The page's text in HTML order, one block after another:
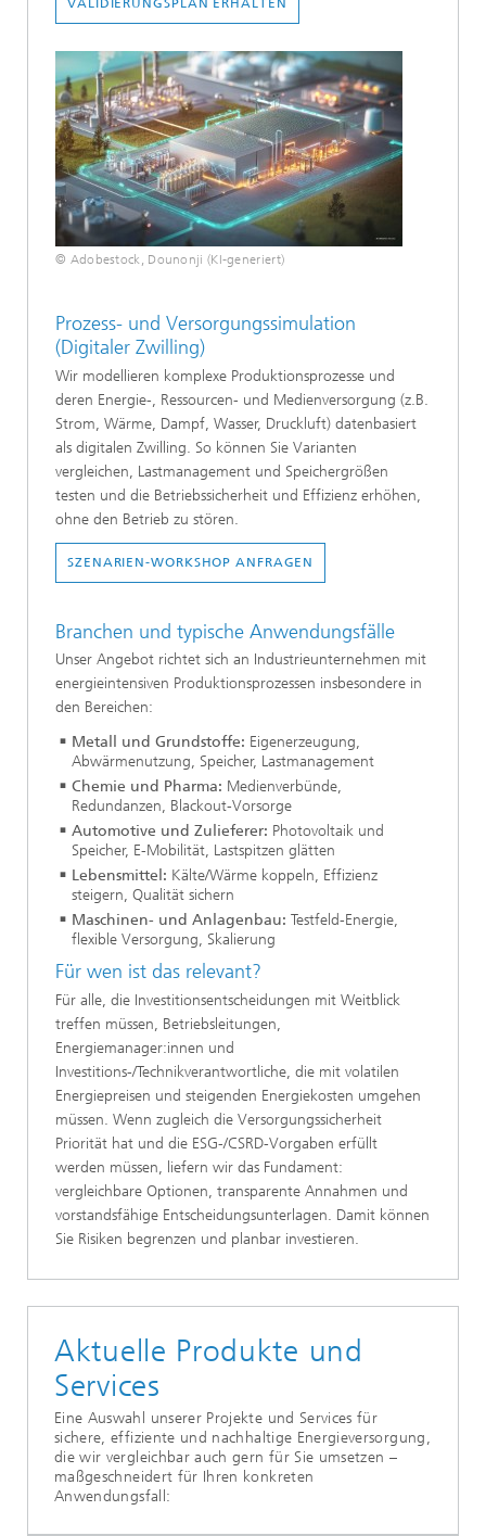
VALIDIERUNGSPLAN ERHALTEN
© Adobestock, Dounonji (KI-generiert)
Prozess- und Versorgungssimulation
(Digitaler Zwilling)
Wir modellieren komplexe Produktionsprozesse und
deren Energie-, Ressourcen- und Medienversorgung (z.B.
Strom, Wärme, Dampf, Wasser, Druckluft) datenbasiert
als digitalen Zwilling. So können Sie Varianten
vergleichen, Lastmanagement und Speichergrößen
testen und die Betriebssicherheit und Effizienz erhöhen,
ohne den Betrieb zu stören.
SZENARIEN-WORKSHOP ANFRAGEN
Branchen und typische Anwendungsfälle
Unser Angebot richtet sich an Industrieunternehmen mit
energieintensiven Produktionsprozessen insbesondere in
den Bereichen:
Metall und Grundstoffe: Eigenerzeugung,
Abwärmenutzung, Speicher, Lastmanagement
Chemie und Pharma: Medienverbünde,
Redundanzen, Blackout-Vorsorge
Automotive und Zulieferer: Photovoltaik und
Speicher, E-Mobilität, Lastspitzen glätten
Lebensmittel: Kälte/Wärme koppeln, Effizienz
steigern, Qualität sichern
Maschinen- und Anlagenbau: Testfeld-Energie,
flexible Versorgung, Skalierung
Für wen ist das relevant?
Für alle, die Investitionsentscheidungen mit Weitblick
treffen müssen, Betriebsleitungen,
Energiemanager:innen und
Investitions-/Technikverantwortliche, die mit volatilen
Energiepreisen und steigenden Energiekosten umgehen
müssen. Wenn zugleich die Versorgungssicherheit
Priorität hat und die ESG-/CSRD-Vorgaben erfüllt
werden müssen, liefern wir das Fundament:
vergleichbare Optionen, transparente Annahmen und
vorstandsfähige Entscheidungsunterlagen. Damit können
Sie Risiken begrenzen und planbar investieren.
Aktuelle Produkte und
Services
Eine Auswahl unserer Projekte und Services für
sichere, effiziente und nachhaltige Energieversorgung,
die wir vergleichbar auch gern für Sie umsetzen –
maßgeschneidert für Ihren konkreten
Anwendungsfall: